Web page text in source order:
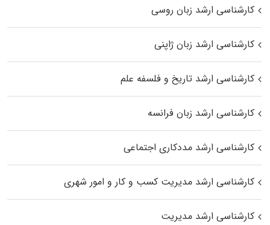
کارشناسی ارشد زبان روسی
کارشناسی ارشد زبان ژاپنی
کارشناسی ارشد تاریخ و فلسفه علم
کارشناسی ارشد زبان فرانسه
کارشناسی ارشد مددکاری اجتماعی
کارشناسی ارشد مدیریت کسب و کار و امور شهری
کارشناسی ارشد مدیریت